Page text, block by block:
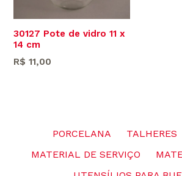
30127 Pote de vidro 11 x
14 cm
Preço
R$ 11,00
PORCELANA TALHERES
MATERIAL DE SERVIÇO